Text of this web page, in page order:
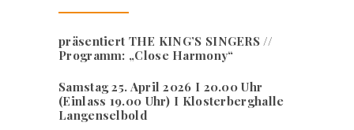
präsentiert THE KING’S SINGERS //
Programm: „Close Harmony“
Samstag 25. April 2026 I 20.00 Uhr
(Einlass 19.00 Uhr) I Klosterberghalle
Langenselbold